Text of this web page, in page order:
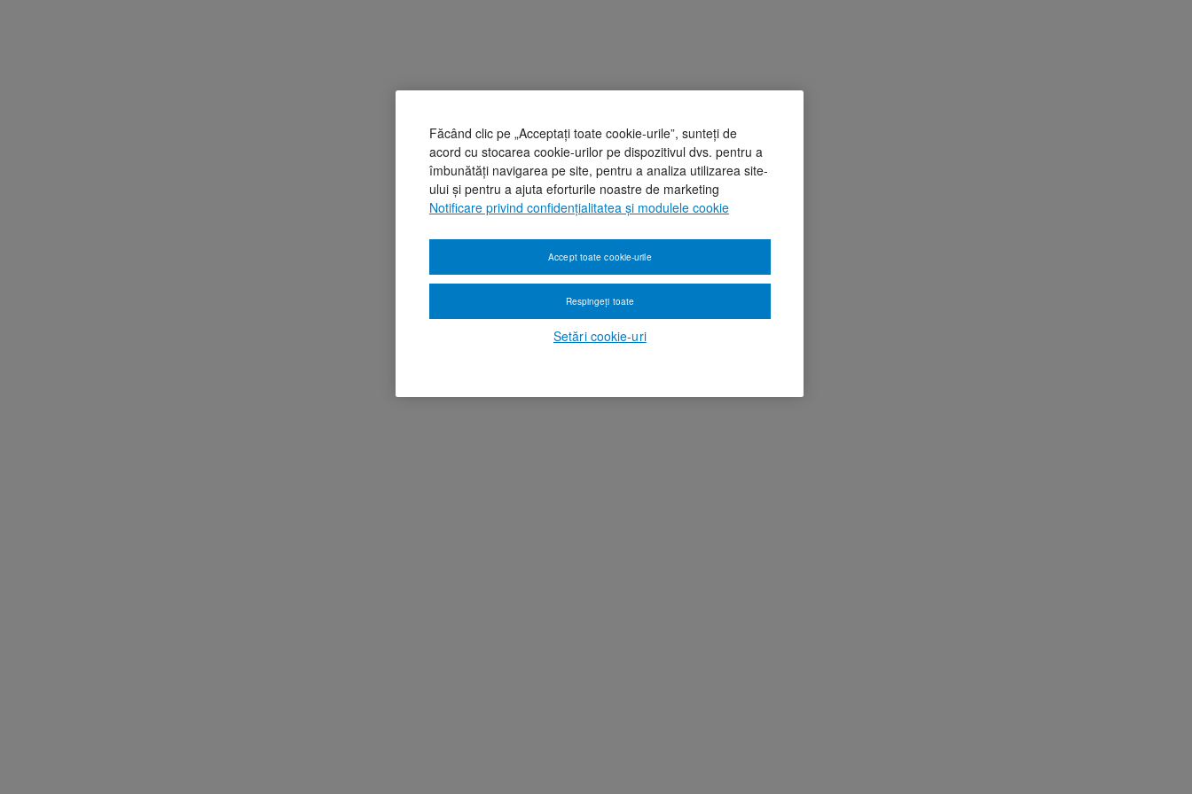
Făcând clic pe „Acceptați toate cookie-urile”, sunteți de
acord cu stocarea cookie-urilor pe dispozitivul dvs. pentru a
îmbunătăți navigarea pe site, pentru a analiza utilizarea site-
ului și pentru a ajuta eforturile noastre de marketing
Notificare privind confidențialitatea și modulele cookie
Setări cookie-uri
Respingeți toate
Accept toate cookie-urile